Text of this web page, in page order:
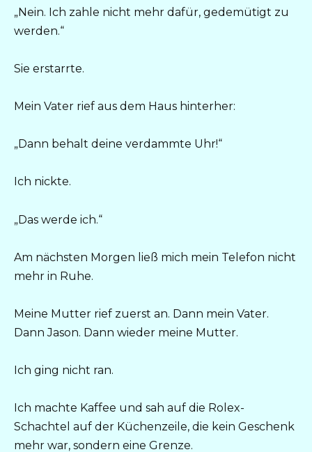
„Nein. Ich zahle nicht mehr dafür, gedemütigt zu
werden.“
Sie erstarrte.
Mein Vater rief aus dem Haus hinterher:
„Dann behalt deine verdammte Uhr!“
Ich nickte.
„Das werde ich.“
Am nächsten Morgen ließ mich mein Telefon nicht
mehr in Ruhe.
Meine Mutter rief zuerst an. Dann mein Vater.
Dann Jason. Dann wieder meine Mutter.
Ich ging nicht ran.
Ich machte Kaffee und sah auf die Rolex-
Schachtel auf der Küchenzeile, die kein Geschenk
mehr war, sondern eine Grenze.